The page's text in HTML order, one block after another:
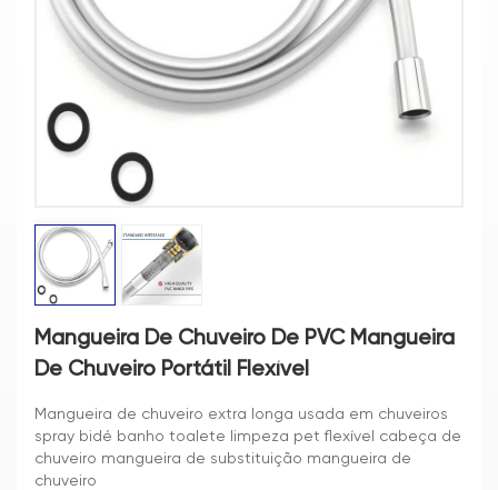
Mangueira De Chuveiro De PVC Mangueira
De Chuveiro Portátil Flexível
Mangueira de chuveiro extra longa usada em chuveiros
spray bidé banho toalete limpeza pet flexível cabeça de
chuveiro mangueira de substituição mangueira de
chuveiro